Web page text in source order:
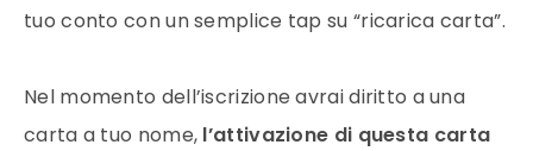
tuo conto con un semplice tap su “ricarica carta”.
Nel momento dell’iscrizione avrai diritto a una
carta a tuo nome, l’attivazione di questa carta